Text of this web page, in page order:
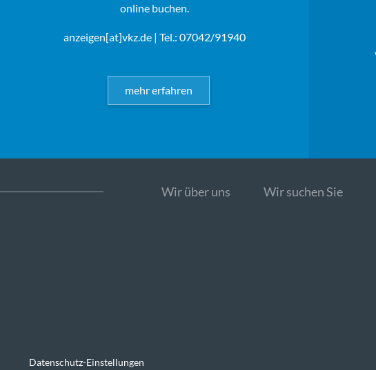
online buchen.
anzeigen[at]vkz.de| Tel.: 07042/91940
mehr erfahren
Wir über uns Wir suchen Sie
Datenschutz-Einstellungen